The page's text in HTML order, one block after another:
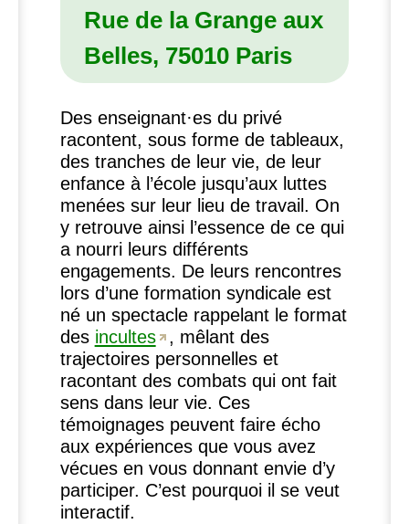
Rue de la Grange aux
Belles, 75010 Paris
Des enseignant·es du privé
racontent, sous forme de tableaux,
des tranches de leur vie, de leur
enfance à l’école jusqu’aux luttes
menées sur leur lieu de travail. On
y retrouve ainsi l’essence de ce qui
a nourri leurs différents
engagements. De leurs rencontres
lors d’une formation syndicale est
né un spectacle rappelant le format
des incultes
, mêlant des
trajectoires personnelles et
racontant des combats qui ont fait
sens dans leur vie. Ces
témoignages peuvent faire écho
aux expériences que vous avez
vécues en vous donnant envie d’y
participer. C’est pourquoi il se veut
interactif.